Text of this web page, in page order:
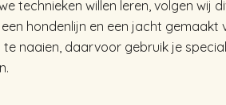
technieken willen leren, volgen wij
hondenlijn en een jacht gemaakt
naaien, daarvoor gebruik je